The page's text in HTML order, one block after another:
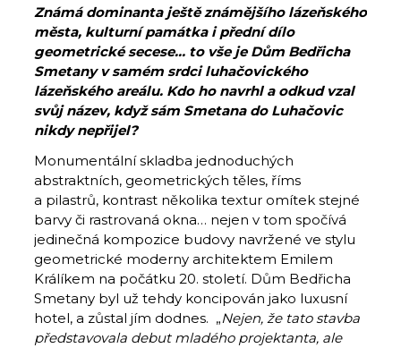
Známá dominanta ještě známějšího lázeňského
města, kulturní památka i přední dílo
geometrické secese… to vše je Dům Bedřicha
Smetany v samém srdci luhačovického
lázeňského areálu. Kdo ho navrhl a odkud vzal
svůj název, když sám Smetana do Luhačovic
nikdy nepřijel?
Monumentální skladba jednoduchých
abstraktních, geometrických těles, říms
a pilastrů, kontrast několika textur omítek stejné
barvy či rastrovaná okna… nejen v tom spočívá
jedinečná kompozice budovy navržené ve stylu
geometrické moderny architektem Emilem
Králíkem na počátku 20. století. Dům Bedřicha
Smetany byl už tehdy koncipován jako luxusní
hotel, a zůstal jím dodnes. „Nejen, že tato stavba
představovala debut mladého projektanta, ale